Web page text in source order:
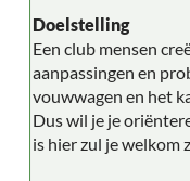
Doelstelling
Een club mensen
aanpassingen en
vouwwagen en het
Dus wil je je
is hier zul je welkom